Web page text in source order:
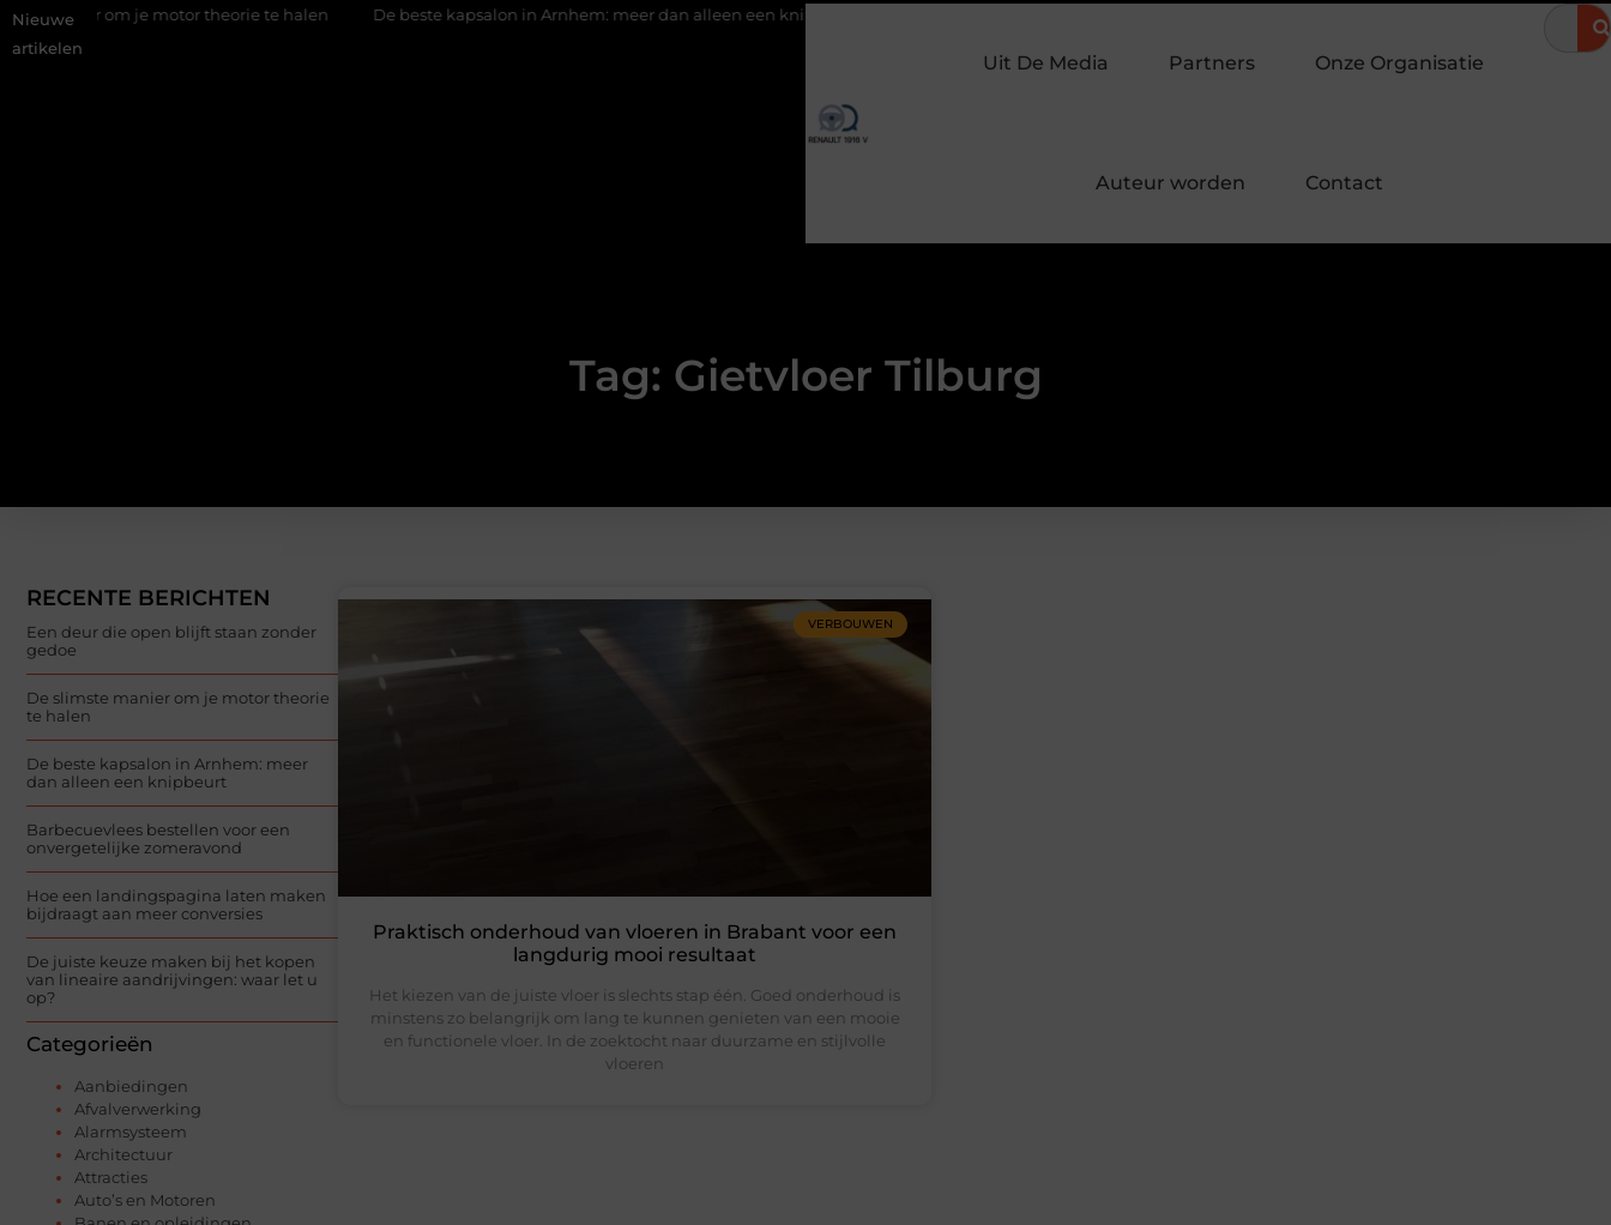
Nieuwe
artikelen
om je motor theorie te halen De beste kapsalon in Arnhem: meer dan alleen een knipbeurt Hoe een landingspagina laten
Uit De Media Partners Onze Organisatie
Auteur worden Contact
Tag: Gietvloer Tilburg
RECENTE BERICHTEN
Een deur die open blijft staan zonder
gedoe
De slimste manier om je motor theorie
te halen
De beste kapsalon in Arnhem: meer
dan alleen een knipbeurt
Barbecuevlees bestellen voor een
onvergetelijke zomeravond
Hoe een landingspagina laten maken
bijdraagt aan meer conversies
De juiste keuze maken bij het kopen
van lineaire aandrijvingen: waar let u
op?
Categorieën
Aanbiedingen
Afvalverwerking
Alarmsysteem
Architectuur
Attracties
Auto’s en Motoren
VERBOUWEN
Praktisch onderhoud van vloeren in Brabant voor een
langdurig mooi resultaat
Het kiezen van de juiste vloer is slechts stap één. Goed onderhoud is
minstens zo belangrijk om lang te kunnen genieten van een mooie
en functionele vloer. In de zoektocht naar duurzame en stijlvolle
vloeren